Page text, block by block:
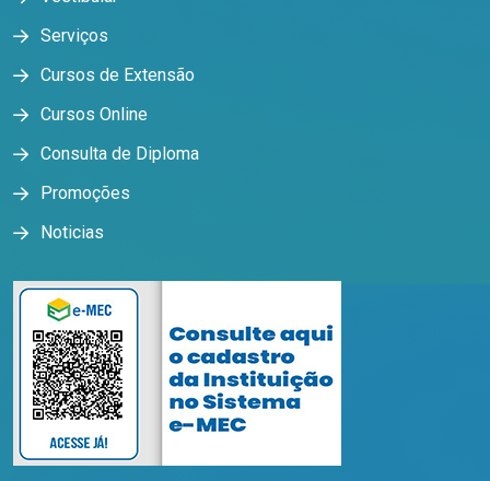
Serviços
Cursos de Extensão
Cursos Online
Consulta de Diploma
Promoções
Noticias